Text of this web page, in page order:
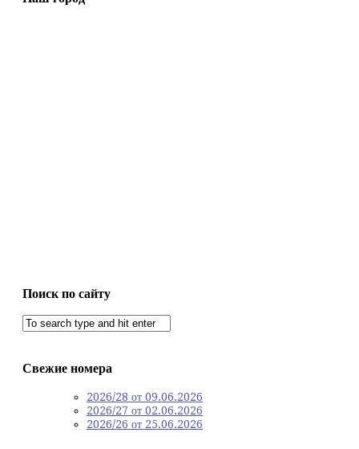
Поиск по сайту
Свежие номера
2026/28 от 09.06.2026
2026/27 от 02.06.2026
2026/26 от 25.06.2026